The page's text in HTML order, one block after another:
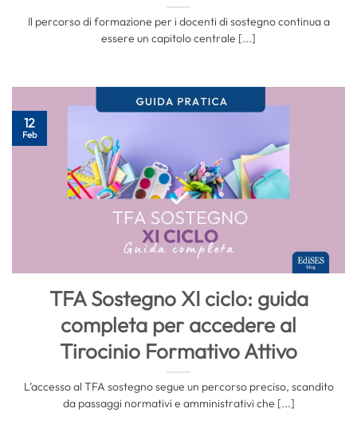
Il percorso di formazione per i docenti di sostegno continua a
essere un capitolo centrale [...]
TFA Sostegno XI ciclo: guida
completa per accedere al
Tirocinio Formativo Attivo
L’accesso al TFA sostegno segue un percorso preciso, scandito
da passaggi normativi e amministrativi che [...]
12
Feb